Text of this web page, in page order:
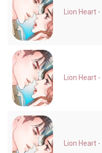
Lion Heart
Lion Heart
Lion Heart